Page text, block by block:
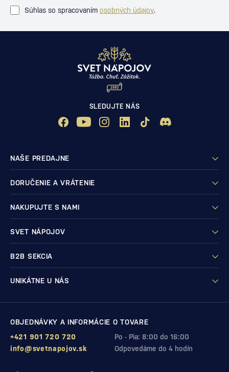
Súhlas so spracovaním osobných údajov.
SLEDUJTE NÁS
NAŠE PREDAJNE
DORUČENIE A VRÁTENIE
NAKUPUJTE S NAMI
SVET NÁPOJOV
B2B SEKCIA
UNIKÁTNE U NÁS
OBJEDNÁVKY A INFORMÁCIE O TOVARE
Po - Pia: 8:00 do 16:00
+421 901 720 720
Odpovedáme do 4 hodín
info@svetnapojov.sk